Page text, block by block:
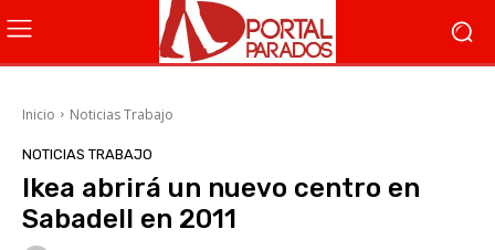
Inicio Noticias Trabajo
NOTICIAS TRABAJO
Ikea abrirá un nuevo centro en
Sabadell en 2011